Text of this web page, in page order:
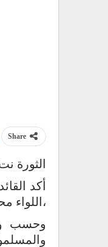
Share
الثورة
أكد
،اللواء
وحسب